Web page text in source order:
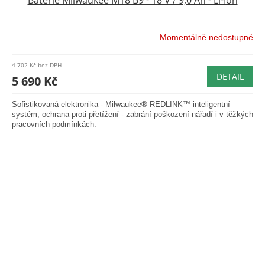
Momentálně nedostupné
4 702 Kč bez DPH
5 690 Kč DETAIL
Sofistikovaná elektronika - Milwaukee® REDLINK™ inteligentní
systém, ochrana proti přetížení - zabrání poškození nářadí i v těžkých
pracovních podmínkách.